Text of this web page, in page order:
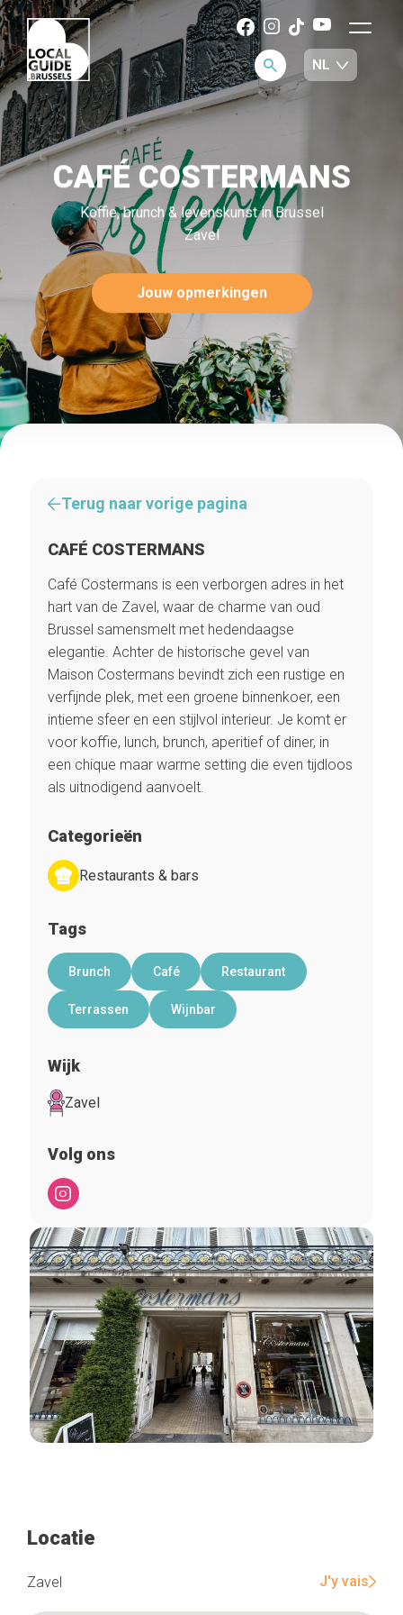
CAFÉ COSTERMANS
Koffie, brunch & levenskunst in Brussel
Zavel
Jouw opmerkingen
Terug naar vorige pagina
CAFÉ COSTERMANS
Café Costermans is een verborgen adres in het
hart van de Zavel, waar de charme van oud
Brussel samensmelt met hedendaagse
elegantie. Achter de historische gevel van
Maison Costermans bevindt zich een rustige en
verfijnde plek, met een groene binnenkoer, een
intieme sfeer en een stijlvol interieur. Je komt er
voor koffie, lunch, brunch, aperitief of diner, in
een chique maar warme setting die even tijdloos
als uitnodigend aanvoelt.
Categorieën
Restaurants & bars
Tags
Brunch Café Restaurant
Terrassen Wijnbar
Wijk
Zavel
Volg ons
Locatie
Zavel J'y vais